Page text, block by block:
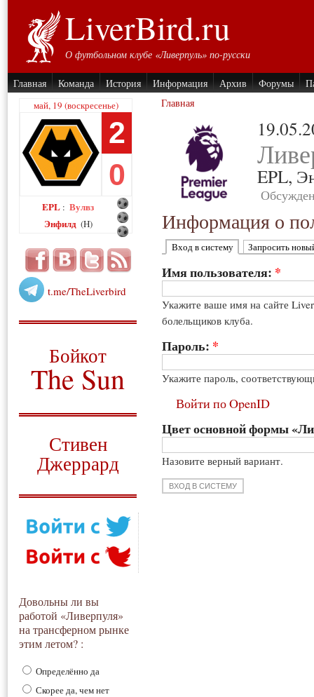
LiverBird.ru
О футбольном клубе «Ливерпуль» по-русски
Главная Команда История Информация Архив Форумы
май, 19 (воскресенье)
2
0
EPL : Вулвз
Энфилд (H)
t.me/TheLiverbird
Бойкот
The Sun
Стивен
Джеррард
Довольны ли вы
работой «Ливерпуля»
на трансферном рынке
этим летом? :
Определённо да
Скорее да, чем нет
Главная
EPL,
Информация о
Вход в систему Запросить
Имя пользователя: *
Укажите ваше имя на сайте
болельщиков клуба.
Пароль: *
Укажите пароль,
Войти по OpenID
Цвет основной формы
Назовите верный вариант.